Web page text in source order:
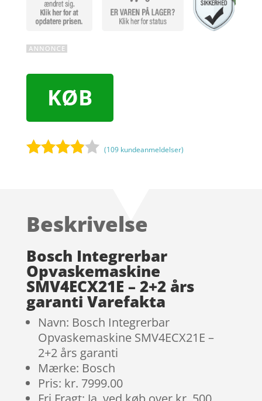
KØB
på
ømmels
er
(109 kundeanmeldelser)
Beskrivelse
Bosch Integrerbar
Opvaskemaskine
SMV4ECX21E – 2+2 års
garanti Varefakta
Navn: Bosch Integrerbar
Opvaskemaskine SMV4ECX21E –
2+2 års garanti
Mærke: Bosch
Pris: kr. 7999.00